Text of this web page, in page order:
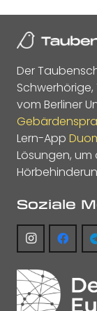
Der
vom Berliner
Lern-App
Lösungen,
Soziale